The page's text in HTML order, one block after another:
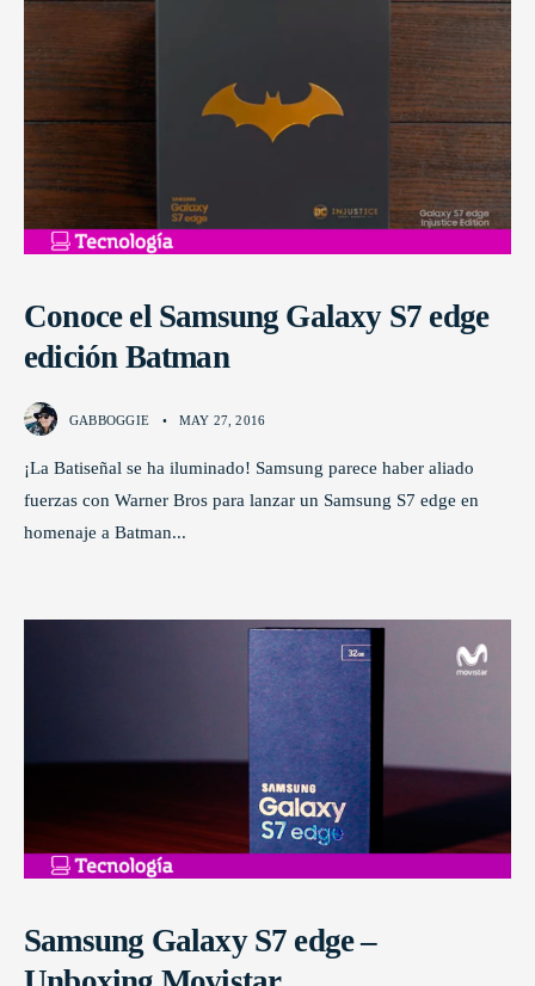
Conoce el Samsung Galaxy S7 edge
edición Batman
GABBOGGIE • MAY 27, 2016
¡La Batiseñal se ha iluminado! Samsung parece haber aliado
fuerzas con Warner Bros para lanzar un Samsung S7 edge en
homenaje a Batman...
Samsung Galaxy S7 edge –